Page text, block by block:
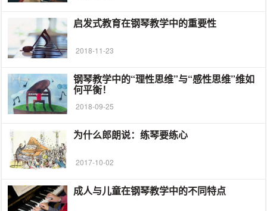
启发式教育在钢琴教学中的重要性
2018-11-23
钢琴教学中的“理性思维”与“感性思维”维如
何平衡！
2018-09-25
为什么郎朗说：练琴要练心
2017-10-02
成人与儿童在钢琴教学中的不同特点